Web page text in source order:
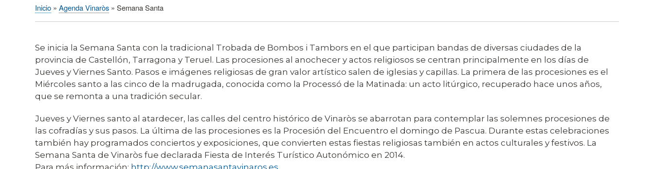
Sobrescribir
ayuda
a
la
navegación
Inicio Agenda Vinaròs Semana Santa
Se inicia la Semana Santa con la tradicional Trobada de Bombos i Tambors en el que participan bandas de diversas ciudades de la
provincia de Castellón, Tarragona y Teruel. Las procesiones al anochecer y actos religiosos se centran principalmente en los días de
Jueves y Viernes Santo. Pasos e imágenes religiosas de gran valor artístico salen de iglesias y capillas. La primera de las procesiones es el
Miércoles santo a las cinco de la madrugada, conocida como la Processó de la Matinada: un acto litúrgico, recuperado hace unos años,
que se remonta a una tradición secular.
Jueves y Viernes santo al atardecer, las calles del centro histórico de Vinaròs se abarrotan para contemplar las solemnes procesiones de
las cofradías y sus pasos. La última de las procesiones es la Procesión del Encuentro el domingo de Pascua. Durante estas celebraciones
también hay programados conciertos y exposiciones, que convierten estas fiestas religiosas también en actos culturales y festivos. La
Semana Santa de Vinaròs fue declarada Fiesta de Interés Turístico Autonómico en 2014.
Para más información: http://www.semanasantavinaros.es